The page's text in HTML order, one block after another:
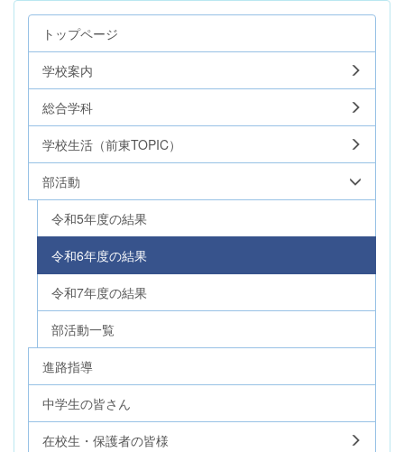
トップページ
学校案内
総合学科
学校生活（前東TOPIC）
部活動
令和5年度の結果
令和6年度の結果
令和7年度の結果
部活動一覧
進路指導
中学生の皆さん
在校生・保護者の皆様